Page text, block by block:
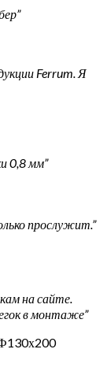
Ferrum. Я
0,8 мм”
прослужит.”
на сайте.
в монтаже”